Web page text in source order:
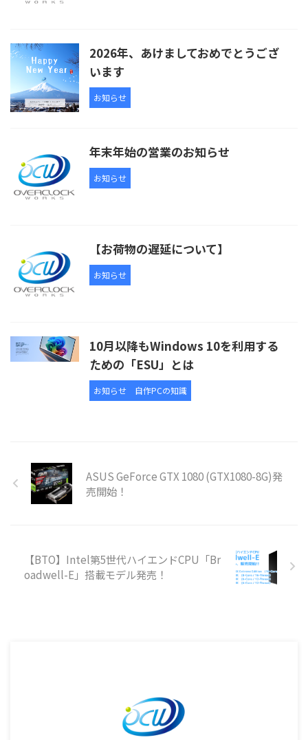
2026年、あけましておめでとうござ
います
お知らせ
年末年始の営業のお知らせ
お知らせ
【お荷物の遅延について】
お知らせ
10月以降もWindows 10を利用する
ための「ESU」とは
お知らせ 自作PCの知識
ASUS GeForce GTX 1080 (GTX1080-8G)発
売開始！
【BTO】Intel第5世代ハイエンドCPU「Br
oadwell-E」搭載モデル発売！